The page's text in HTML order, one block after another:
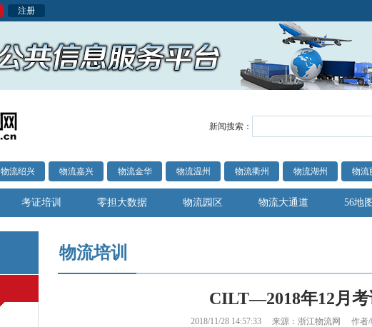
注册
新闻搜索：
物流绍兴 物流嘉兴 物流金华 物流温州 物流衢州 物流湖州 物流
考证培训 零担大数据 物流园区 物流大通道 56地
物流培训
CILT—2018年12月
2018/11/28 14:57:33 来源：浙江物流网 作者/